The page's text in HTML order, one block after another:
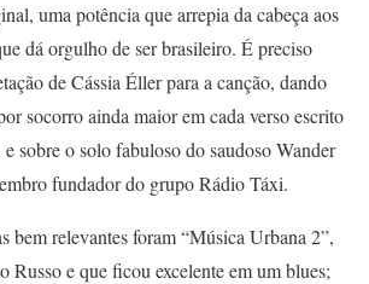
uma potência que arrepia da cabeça aos
dá orgulho de ser brasileiro. É preciso
de Cássia Éller para a canção, dando
socorro ainda maior em cada verso escrito
sobre o solo fabuloso do saudoso Wander
fundador do grupo Rádio Táxi.
bem relevantes foram “Música Urbana 2”,
Russo e que ficou excelente em um blues;